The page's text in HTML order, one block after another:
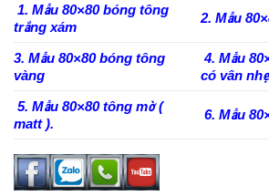
1. Mẫu 80×80 bóng tông
trắng xám
2. Mẫu
3. Mẫu 80×80 bóng tông
vàng
4. Mẫu
có vân
5. Mẫu 80×80 tông mờ (
matt ).
6. Mẫu